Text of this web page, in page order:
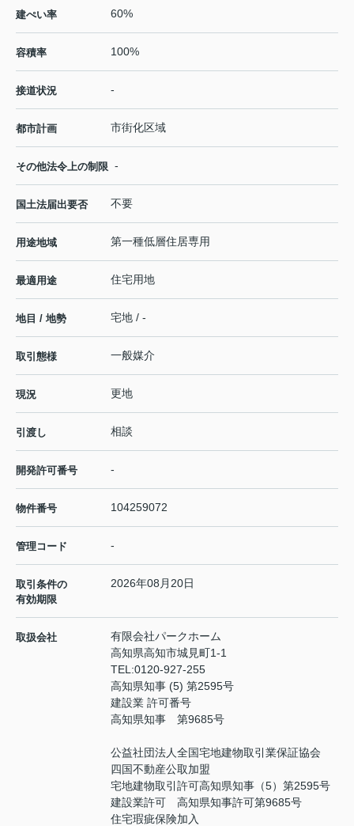
建ぺい率 60%
容積率 100%
接道状況 -
都市計画 市街化区域
その他法令上の制限 -
国土法届出要否 不要
用途地域 第一種低層住居専用
最適用途 住宅用地
地目 / 地勢 宅地 / -
取引態様 一般媒介
現況 更地
引渡し 相談
開発許可番号 -
物件番号 104259072
管理コード -
取引条件の
有効期限
2026年08月20日
取扱会社
有限会社パークホーム
高知県高知市城見町1-1
TEL:0120-927-255
高知県知事 (5) 第2595号
建設業 許可番号
高知県知事 第9685号
公益社団法人全国宅地建物取引業保証協会
四国不動産公取加盟
宅地建物取引許可高知県知事（5）第2595号
建設業許可 高知県知事許可第9685号
住宅瑕疵保険加入